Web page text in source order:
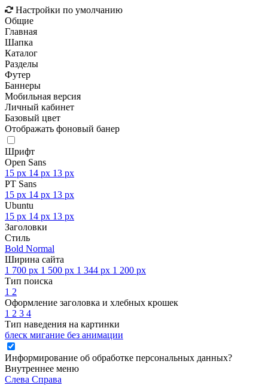
Настройки по умолчанию
Общие
Главная
Шапка
Каталог
Разделы
Футер
Баннеры
Мобильная версия
Личный кабинет
Базовый цвет
Отображать фоновый банер
Шрифт
Open Sans
15 px 14 px 13 px
PT Sans
15 px 14 px 13 px
Ubuntu
15 px 14 px 13 px
Заголовки
Стиль
Bold Normal
Ширина сайта
1 700 px 1 500 px 1 344 px 1 200 px
Тип поиска
1 2
Оформление заголовка и хлебных крошек
1 2 3 4
Тип наведения на картинки
блеск мигание без анимации
Информирование об обработке персональных данных?
Внутреннее меню
Слева Справа